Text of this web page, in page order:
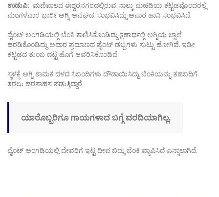
ಉಡುಪಿ: ಮಣಿಪಾಲದ ಈಶ್ವರನಗರದಲ್ಲಿರುವ ನಾಲ್ಕು ಮಹಡಿಯ ಕಟ್ಟಡವೊಂದರಲ್ಲಿ
ಮಂಗಳವಾರ ಭಾರೀ ಅಗ್ನಿ ಅವಘಡ ಸಂಭವಿಸಿದ್ದು ಅಪಾರ ಹಾನಿ ಸಂಭವಿಸಿದೆ.
ಪೈಂಟ್‌ ಅಂಗಡಿಯಲ್ಲಿ ಬೆಂಕಿ ಕಾಣಿಸಿಕೊಂಡಿದ್ದು ಕ್ಷಣಾರ್ಧಲ್ಲಿ ಅಗ್ನಿಯ ಜ್ವಾಲೆ
ಹರಡಿಕೊಂಡಿದ್ದು ಅಪಾರ ಪ್ರಮಾಣದ ಪೈಂಟ್‌ ಡಬ್ಬಗಳು ಸುಟ್ಟು ಹೋಗಿವೆ. ಇಡೀ
ಕಟ್ಟಡದ ತುಂಬ ದಟ್ಟ ಹೊಗೆ ಆವರಿಸಿಕೊಂಡಿದೆ.
ಸ್ಥಳಕ್ಕೆ ಅಗ್ನಿ ಶಾಮಕ ದಳದ ಸಿಬಂದಿಗಳು ದೌಡಾಯಿಸಿದ್ದು ಬೆಂಕಿಯನ್ನು ತಹಬದಿಗೆ
ತರಲು ಹರಸಾಹಸ ಪಡುತ್ತಿದ್ದಾರೆ.
ಯಾರೊಬ್ಬರಿಗೂ ಗಾಯಗಳಾದ ಬಗ್ಗೆ ವರದಿಯಾಗಿಲ್ಲ.
ಪೈಂಟ್‌ ಅಂಗಡಿಯಲ್ಲಿ ದೇವರಿಗೆ ಇಟ್ಟ ದೀಪ ಬಿದ್ದು ಬೆಂಕಿ ವ್ಯಾಪಿಸಿದೆ ಎನ್ನಾಲಾಗಿದೆ.